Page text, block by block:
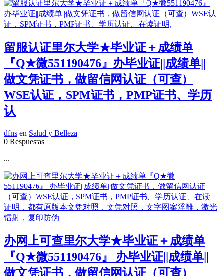
留服认证里尔大学★毕业证＋成绩单
『Q★微551190476』办毕业证||成绩单||
做文凭证书，做留信网认证（可查）
WSE认证，SPM证书，PMP证书、学历
认
dfns en Salud y Belleza
0 Respuestas
...
办网上可查里尔大学★毕业证＋成绩单
『Q★微551190476』 办毕业证||成绩单||
做文凭证书，做留信网认证（可查）